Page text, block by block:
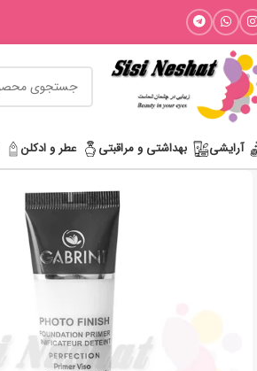
آرایشی بھداشتی و مراقبتی عطر و ادکلن